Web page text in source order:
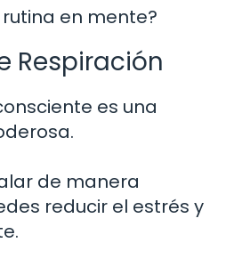
en mente?
Respiración
es una
de manera
reducir el estrés y